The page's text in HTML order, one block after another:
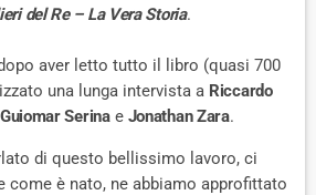
del Re – La Vera Storia.
aver letto tutto il libro (quasi 700
una lunga intervista a Riccardo
Guiomar Serinae Jonathan Zara.
di questo bellissimo lavoro, ci
è nato, ne abbiamo approfittato